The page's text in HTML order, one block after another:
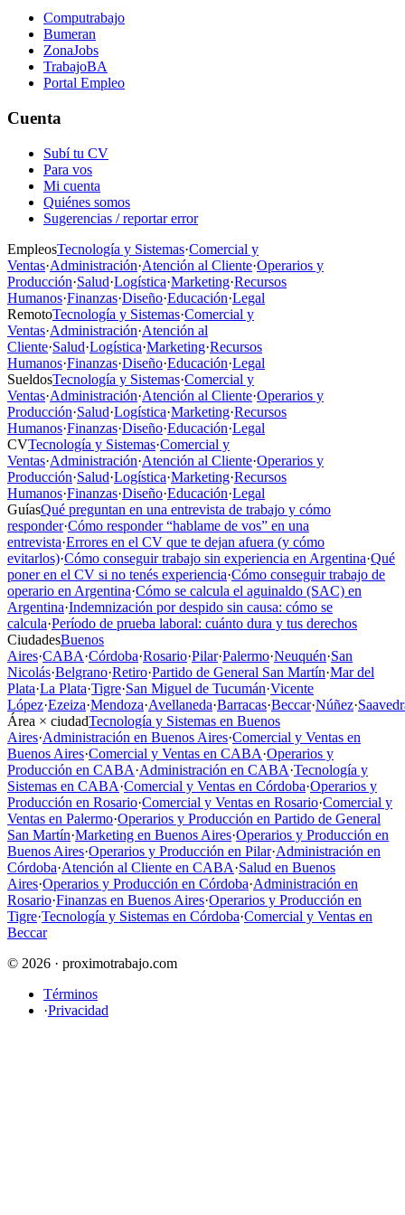
Computrabajo
Bumeran
ZonaJobs
TrabajoBA
Portal Empleo
Cuenta
Subí tu CV
Para vos
Mi cuenta
Quiénes somos
Sugerencias / reportar error
EmpleosTecnología y Sistemas·Comercial y
Ventas·Administración·Atención al Cliente·Operarios y
Producción·Salud·Logística·Marketing·Recursos
Humanos·Finanzas·Diseño·Educación·Legal
RemotoTecnología y Sistemas·Comercial y
Ventas·Administración·Atención al
Cliente·Salud·Logística·Marketing·Recursos
Humanos·Finanzas·Diseño·Educación·Legal
SueldosTecnología y Sistemas·Comercial y
Ventas·Administración·Atención al Cliente·Operarios y
Producción·Salud·Logística·Marketing·Recursos
Humanos·Finanzas·Diseño·Educación·Legal
CVTecnología y Sistemas·Comercial y
Ventas·Administración·Atención al Cliente·Operarios y
Producción·Salud·Logística·Marketing·Recursos
Humanos·Finanzas·Diseño·Educación·Legal
GuíasQué preguntan en una entrevista de trabajo y cómo
responder·Cómo responder “hablame de vos” en una
entrevista·Errores en el CV que te dejan afuera (y cómo
evitarlos)·Cómo conseguir trabajo sin experiencia en Argentina·Qué
poner en el CV si no tenés experiencia·Cómo conseguir trabajo de
operario en Argentina·Cómo se calcula el aguinaldo (SAC) en
Argentina·Indemnización por despido sin causa: cómo se
calcula·Período de prueba laboral: cuánto dura y tus derechos
CiudadesBuenos
Aires·CABA·Córdoba·Rosario·Pilar·Palermo·Neuquén·San
Nicolás·Belgrano·Retiro·Partido de General San Martín·Mar del
Plata·La Plata·Tigre·San Miguel de Tucumán·Vicente
López·Ezeiza·Mendoza·Avellaneda·Barracas·Beccar·Núñez·
Área × ciudadTecnología y Sistemas en Buenos
Aires·Administración en Buenos Aires·Comercial y Ventas en
Buenos Aires·Comercial y Ventas en CABA·Operarios y
Producción en CABA·Administración en CABA·Tecnología y
Sistemas en CABA·Comercial y Ventas en Córdoba·Operarios y
Producción en Rosario·Comercial y Ventas en Rosario·Comercial y
Ventas en Palermo·Operarios y Producción en Partido de General
San Martín·Marketing en Buenos Aires·Operarios y Producción en
Buenos Aires·Operarios y Producción en Pilar·Administración en
Córdoba·Atención al Cliente en CABA·Salud en Buenos
Aires·Operarios y Producción en Córdoba·Administración en
Rosario·Finanzas en Buenos Aires·Operarios y Producción en
Tigre·Tecnología y Sistemas en Córdoba·Comercial y Ventas en
Beccar
© 2026 · proximotrabajo.com
Términos
·Privacidad